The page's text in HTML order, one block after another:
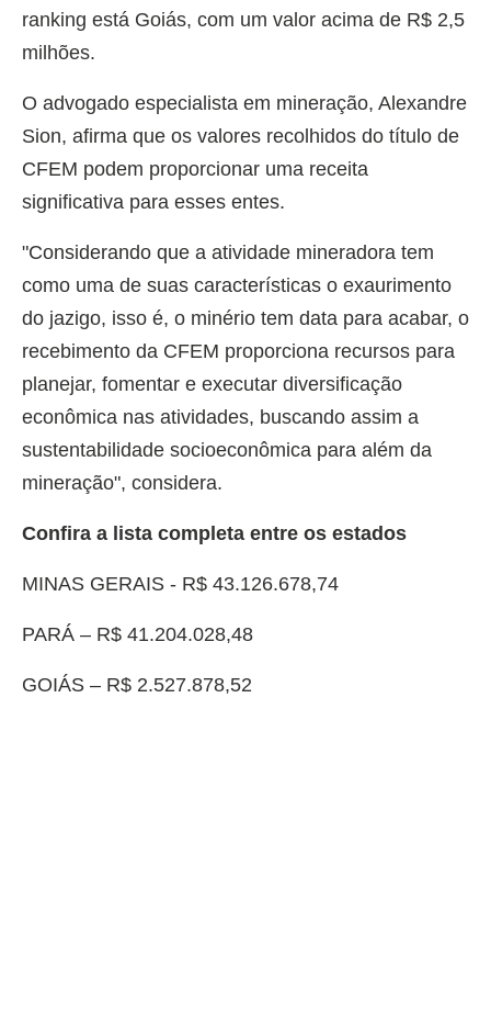
ranking está Goiás, com um valor acima de R$ 2,5
milhões.
O advogado especialista em mineração, Alexandre
Sion, afirma que os valores recolhidos do título de
CFEM podem proporcionar uma receita
significativa para esses entes.
"Considerando que a atividade mineradora tem
como uma de suas características o exaurimento
do jazigo, isso é, o minério tem data para acabar, o
recebimento da CFEM proporciona recursos para
planejar, fomentar e executar diversificação
econômica nas atividades, buscando assim a
sustentabilidade socioeconômica para além da
mineração", considera.
Confira a lista completa entre os estados
MINAS GERAIS - R$ 43.126.678,74
PARÁ – R$ 41.204.028,48
GOIÁS – R$ 2.527.878,52